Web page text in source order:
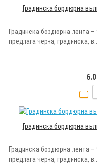
Градинска бордюрна
Градинска бордюрна лента
предлага черна, градинска, в..
Градинска бордюрна
Градинска бордюрна лента
предлага черна, градинска, в..